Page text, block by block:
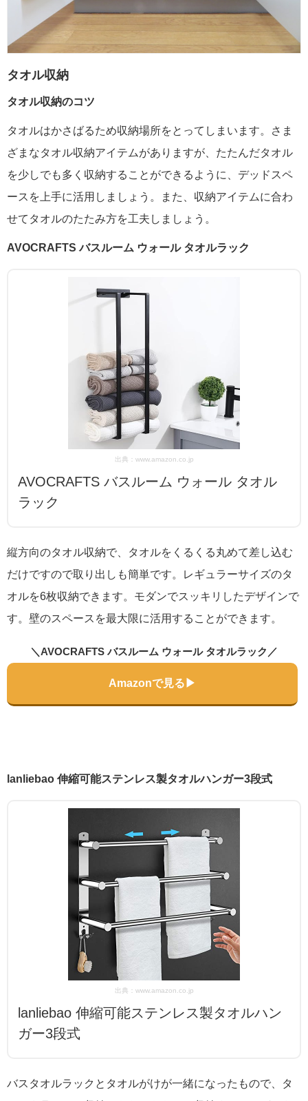
タオル収納
タオル収納のコツ
タオルはかさばるため収納場所をとってしまいます。さま
ざまなタオル収納アイテムがありますが、たたんだタオル
を少しでも多く収納することができるように、デッドスペ
ースを上手に活用しましょう。また、収納アイテムに合わ
せてタオルのたたみ方を工夫しましょう。
AVOCRAFTS バスルーム ウォール タオルラック
出典：www.amazon.co.jp
AVOCRAFTS バスルーム ウォール タオル
ラック
縦方向のタオル収納で、タオルをくるくる丸めて差し込む
だけですので取り出しも簡単です。レギュラーサイズのタ
オルを6枚収納できます。モダンでスッキリしたデザインで
す。壁のスペースを最大限に活用することができます。
＼AVOCRAFTS バスルーム ウォール タオルラック／
Amazonで見る▶
lanliebao 伸縮可能ステンレス製タオルハンガー3段式
出典：www.amazon.co.jp
lanliebao 伸縮可能ステンレス製タオルハン
ガー3段式
バスタオルラックとタオルがけが一緒になったもので、タ